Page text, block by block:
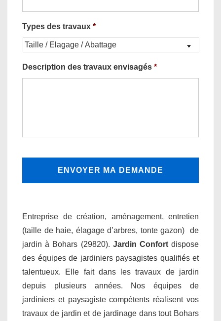
Types des travaux *
Description des travaux envisagés *
Entreprise de création, aménagement, entretien
(taille de haie, élagage d’arbres, tonte gazon) de
jardin à Bohars (29820). Jardin Confortdispose
des équipes de jardiniers paysagistes qualifiés et
talentueux. Elle fait dans les travaux de jardin
depuis plusieurs années. Nos équipes de
jardiniers et paysagiste compétents réalisent vos
travaux de jardin et de jardinage dans tout Bohars